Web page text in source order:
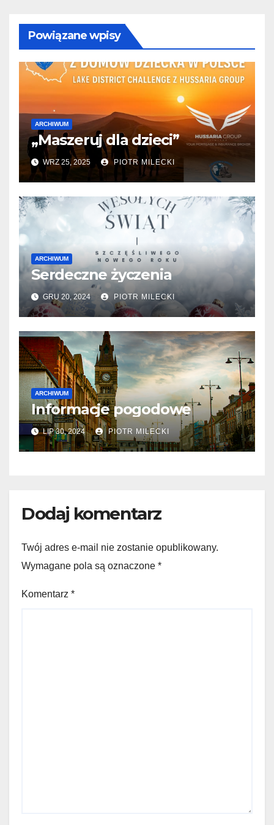
Powiązane wpisy
ARCHIWUM
„Maszeruj dla dzieci”
WRZ 25, 2025 PIOTR MILECKI
ARCHIWUM
Serdeczne życzenia
GRU 20, 2024 PIOTR MILECKI
ARCHIWUM
Informacje pogodowe
LIP 30, 2024 PIOTR MILECKI
Dodaj komentarz
Twój adres e-mail nie zostanie opublikowany.
Wymagane pola są oznaczone *
Komentarz *